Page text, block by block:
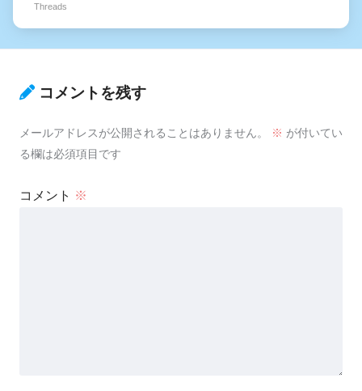
Threads
コメントを残す
メールアドレスが公開されることはありません。 ※ が付いてい
る欄は必須項目です
コメント ※